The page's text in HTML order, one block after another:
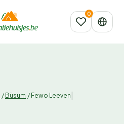
/ Büsum / Fewo Leeven